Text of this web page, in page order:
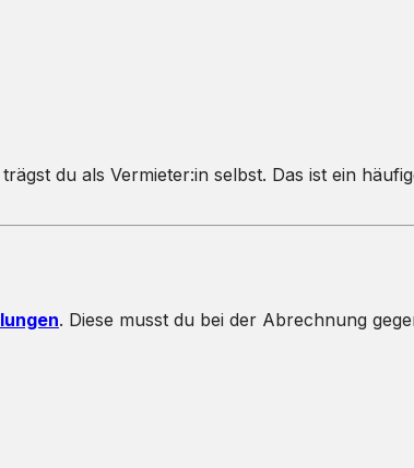
trägst du als Vermieter:in selbst. Das ist ein
. Diese musst du bei der Abrechnung